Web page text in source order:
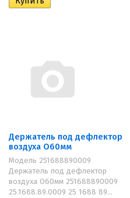
Держатель под дефлектор
воздуха O60мм
Модель 251688890009
Держатель под дефлектор
воздуха O60мм 251688890009
25.1688.89.0009 25 1688 89...